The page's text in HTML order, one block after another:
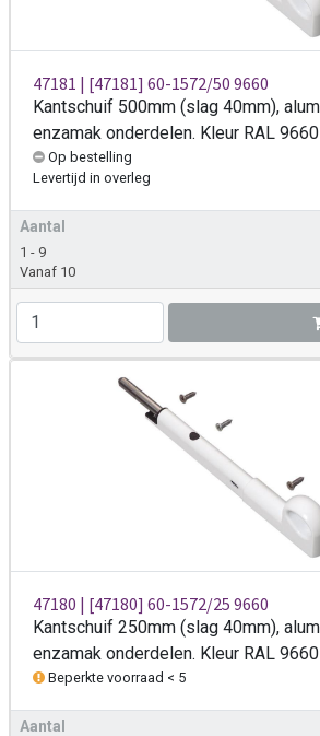
47181 | [47181] 60-1572/50 9660
Kantschuif 500mm (slag 40mm),
enzamak onderdelen. Kleur RAL
Op bestelling
Levertijd in overleg
Aantal
1 - 9
Vanaf 10
47180 | [47180] 60-1572/25 9660
Kantschuif 250mm (slag 40mm),
enzamak onderdelen. Kleur RAL
Beperkte voorraad < 5
Aantal